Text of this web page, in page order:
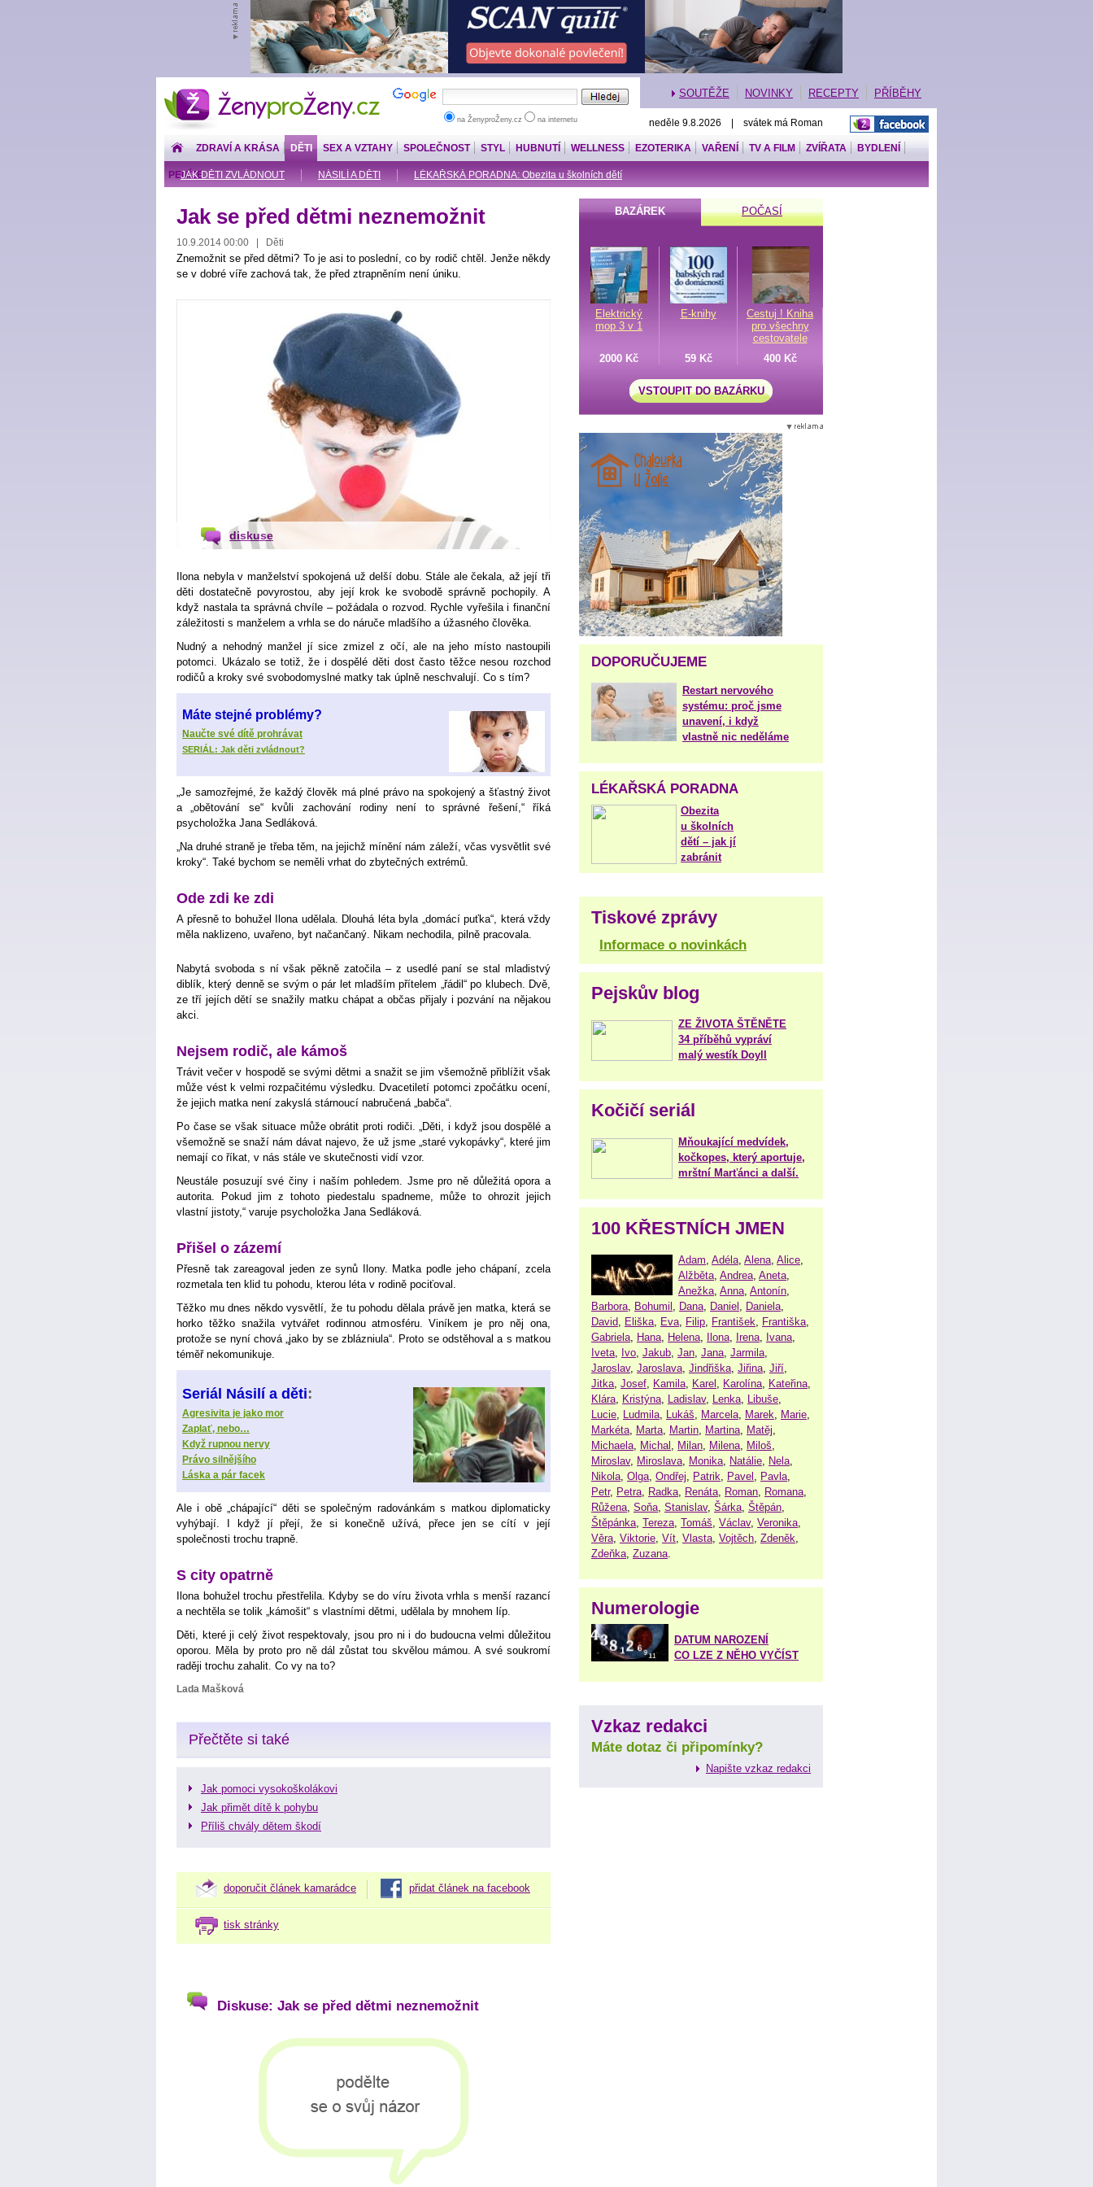
ŽenyproŽeny.cz
na ŽenyproŽeny.cz na internetu
SOUTĚŽE NOVINKY RECEPTY PŘÍBĚHY
neděle 9.8.2026 | svátek má Roman
ZDRAVÍ A KRÁSA DĚTI
JAK DĚTI ZVLÁDNOUT NÁSILÍ A DĚTI LÉKAŘSKÁ PORADNA: Obezita u školních dětí
SEX A VZTAHY SPOLEČNOST STYL HUBNUTÍ WELLNESS EZOTERIKA VAŘENÍ TV A FILM ZVÍŘATA BYDLENÍ
PENÍZE
Jak se před dětmi neznemožnit
10.9.2014 00:00 | Děti
Znemožnit se před dětmi? To je asi to poslední, co by rodič chtěl. Jenže někdy
se v dobré víře zachová tak, že před ztrapněním není úniku.
diskuse
Ilona nebyla v manželství spokojená už delší dobu. Stále ale čekala, až její tři
děti dostatečně povyrostou, aby její krok ke svobodě správně pochopily. A
když nastala ta správná chvíle – požádala o rozvod. Rychle vyřešila i finanční
záležitosti s manželem a vrhla se do náruče mladšího a úžasného člověka.
Nudný a nehodný manžel jí sice zmizel z očí, ale na jeho místo nastoupili
potomci. Ukázalo se totiž, že i dospělé děti dost často těžce nesou rozchod
rodičů a kroky své svobodomyslné matky tak úplně neschvalují. Co s tím?
Máte stejné problémy?
Naučte své dítě prohrávat
SERIÁL: Jak děti zvládnout?
„Je samozřejmé, že každý člověk má plné právo na spokojený a šťastný život
a „obětování se“ kvůli zachování rodiny není to správné řešení,“ říká
psycholožka Jana Sedláková.
„Na druhé straně je třeba těm, na jejichž mínění nám záleží, včas vysvětlit své
kroky“. Také bychom se neměli vrhat do zbytečných extrémů.
Ode zdi ke zdi
A přesně to bohužel Ilona udělala. Dlouhá léta byla „domácí puťka“, která vždy
měla naklizeno, uvařeno, byt načančaný. Nikam nechodila, pilně pracovala.
Nabytá svoboda s ní však pěkně zatočila – z usedlé paní se stal mladistvý
diblík, který denně se svým o pár let mladším přítelem „řádil“ po klubech. Dvě,
ze tří jejích dětí se snažily matku chápat a občas přijaly i pozvání na nějakou
akci.
Nejsem rodič, ale kámoš
Trávit večer v hospodě se svými dětmi a snažit se jim všemožně přiblížit však
může vést k velmi rozpačitému výsledku. Dvacetiletí potomci zpočátku ocení,
že jejich matka není zakyslá stárnoucí nabručená „babča“.
Po čase se však situace může obrátit proti rodiči. „Děti, i když jsou dospělé a
všemožně se snaží nám dávat najevo, že už jsme „staré vykopávky“, které jim
nemají co říkat, v nás stále ve skutečnosti vidí vzor.
Neustále posuzují své činy i naším pohledem. Jsme pro ně důležitá opora a
autorita. Pokud jim z tohoto piedestalu spadneme, může to ohrozit jejich
vlastní jistoty,“ varuje psycholožka Jana Sedláková.
Přišel o zázemí
Přesně tak zareagoval jeden ze synů Ilony. Matka podle jeho chápaní, zcela
rozmetala ten klid tu pohodu, kterou léta v rodině pociťoval.
Těžko mu dnes někdo vysvětlí, že tu pohodu dělala právě jen matka, která se
horko těžko snažila vytvářet rodinnou atmosféru. Viníkem je pro něj ona,
protože se nyní chová „jako by se zblázniula“. Proto se odstěhoval a s matkou
téměř nekomunikuje.
Seriál Násilí a děti:
Agresivita je jako mor
Zaplať, nebo…
Když rupnou nervy
Právo silnějšího
Láska a pár facek
Ale i obě „chápající“ děti se společným radovánkám s matkou diplomaticky
vyhýbají. I když jí přejí, že si konečně užívá, přece jen se cítí v její
společnosti trochu trapně.
S city opatrně
Ilona bohužel trochu přestřelila. Kdyby se do víru života vrhla s menší razancí
a nechtěla se tolik „kámošit“ s vlastními dětmi, udělala by mnohem líp.
Děti, které ji celý život respektovaly, jsou pro ni i do budoucna velmi důležitou
oporou. Měla by proto pro ně dál zůstat tou skvělou mámou. A své soukromí
raději trochu zahalit. Co vy na to?
Lada Mašková
Přečtěte si také
Jak pomoci vysokoškolákovi
Jak přimět dítě k pohybu
Příliš chvály dětem škodí
doporučit článek kamarádce přidat článek na facebook
tisk stránky
Diskuse: Jak se před dětmi neznemožnit
BAZÁREK POČASÍ
Elektrický
mop 3 v 1
E-knihy
Cestuj ! Kniha
pro všechny
cestovatele
2000 Kč
59 Kč 400 Kč
VSTOUPIT DO BAZÁRKU
DOPORUČUJEME
Restart nervového
systému: proč jsme
unavení, i když
vlastně nic neděláme
LÉKAŘSKÁ PORADNA
Obezita
u školních
dětí – jak jí
zabránit
Tiskové zprávy
Informace o novinkách
Pejskův blog
ZE ŽIVOTA ŠTĚNĚTE
34 příběhů vypráví
malý westík Doyll
Kočičí seriál
Mňoukající medvídek,
kočkopes, který aportuje,
mrštní Marťánci a další.
100 KŘESTNÍCH JMEN
Adam Adéla Alena Alice
Alžběta Andrea Aneta
Anežka Anna Antonín
Barbora Bohumil Dana Daniel Daniela
David Eliška Eva Filip František Františka
Gabriela Hana Helena Ilona Irena Ivana
Iveta Ivo Jakub Jan Jana Jarmila
Jaroslav, Jaroslava Jindřiška Jiřina Jiří
Jitka Josef Kamila Karel Karolína Kateřina
Klára Kristýna Ladislav, Lenka Libuše
Lucie Ludmila Lukáš Marcela Marek Marie
Markéta Marta Martin Martina Matěj
Michaela Michal Milan Milena Miloš
Miroslav, Miroslava Monika Natálie Nela
Nikola Olga Ondřej Patrik Pavel Pavla
Petr, Petra Radka Renáta Roman Romana
Růžena Soňa Stanislav, Šárka Štěpán
Štěpánka Tereza Tomáš Václav, Veronika
Věra Viktorie Vít Vlasta Vojtěch Zdeněk
Zdeňka Zuzana
Numerologie
DATUM NAROZENÍ
CO LZE Z NĚHO VYČÍST
Vzkaz redakci
Máte dotaz či připomínky?
Napište vzkaz redakci